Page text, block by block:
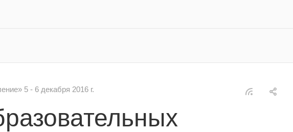
5 - 6 декабря 2016 г.